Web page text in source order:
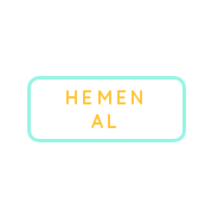
HEMEN
AL